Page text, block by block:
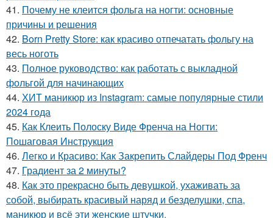
41. Почему не клеится фольга на ногти: основные
причины и решения
42. Born Pretty Store: как красиво отпечатать фольгу на
весь ноготь
43. Полное руководство: как работать с выкладной
фольгой для начинающих
44. ХИТ маникюр из Instagram: самые популярные стили
2024 года
45. Как Клеить Полоску Виде Френча на Ногти:
Пошаговая Инструкция
46. Легко и Красиво: Как Закрепить Слайдеры Под Френч
47. Градиент за 2 минуты?
48. Как это прекрасно быть девушкой, ухаживать за
собой, выбирать красивый наряд и безделушки, спа,
маникюр и всё эти женские штучки.